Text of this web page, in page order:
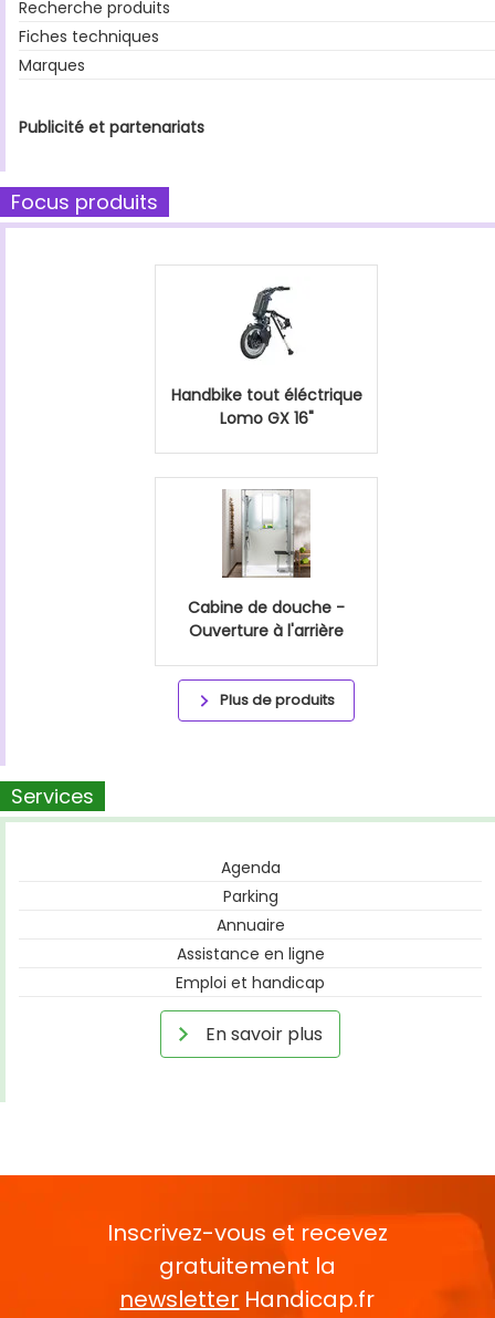
Recherche produits
Fiches techniques
Marques
Publicité et partenariats
Focus produits
Handbike tout éléctrique
Lomo GX 16"
Cabine de douche -
Ouverture à l'arrière
Plus de produits
Services
Agenda
Parking
Annuaire
Assistance en ligne
Emploi et handicap
En savoir plus
Inscrivez-vous et recevez
gratuitement la
newsletter Handicap.fr